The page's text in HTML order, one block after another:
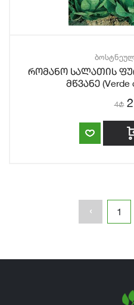
რომანო სალათის
მწვანე (Verde
4b
‹ 1